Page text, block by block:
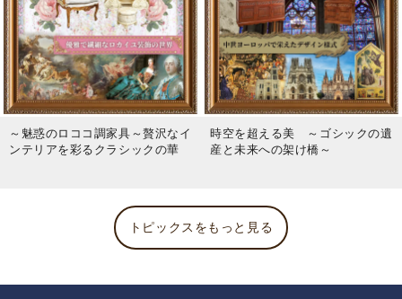
～魅惑のロココ調家具～贅沢なイ
ンテリアを彩るクラシックの華
時空を超える美 ～ゴシックの遺
産と未来への架け橋～
トピックスをもっと見る